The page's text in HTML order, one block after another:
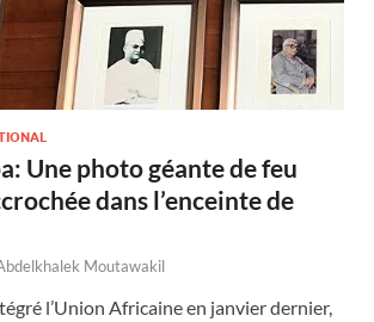
Une photo géante de feu
dans l’enceinte de
Moutawakil
l’Union Africaine en janvier dernier,